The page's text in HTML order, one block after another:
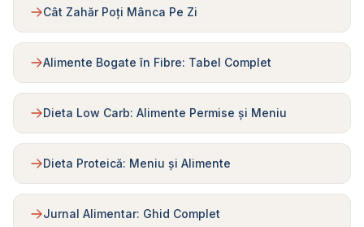
Cât Zahăr Poți Mânca Pe Zi
Alimente Bogate în Fibre: Tabel Complet
Dieta Low Carb: Alimente Permise și Meniu
Dieta Proteică: Meniu și Alimente
Jurnal Alimentar: Ghid Complet